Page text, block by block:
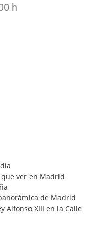
h
ver en Madrid
de Madrid
Alfonso XIII en la Calle